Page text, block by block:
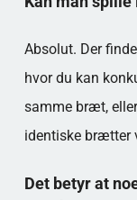
Absolut. Der
hvor du kan
samme bræt,
identiske brætter
Det betyr at